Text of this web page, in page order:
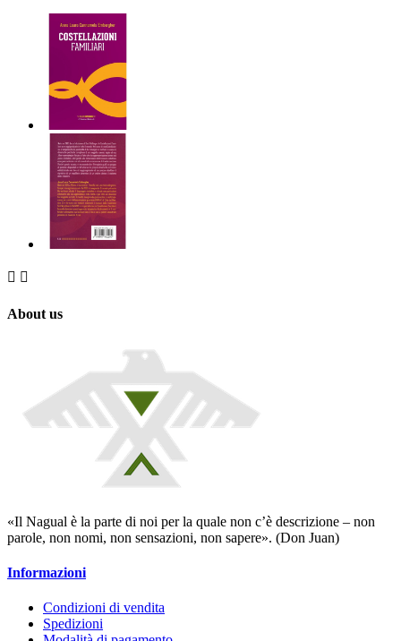
 
About us
«Il Nagual è la parte di noi per la quale non c’è descrizione – non
parole, non nomi, non sensazioni, non sapere». (Don Juan)
Informazioni
Condizioni di vendita
Spedizioni